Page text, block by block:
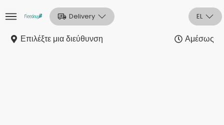
Αρχική
Delivery EL
Επιλέξτε μια διεύθυνση Αμέσως